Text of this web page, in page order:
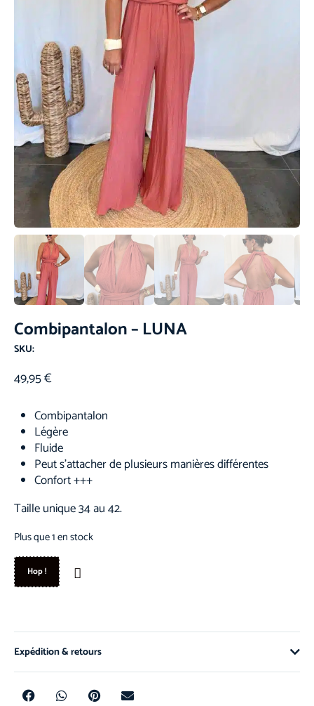
Combipantalon – LUNA
SKU:
49,95€
Combipantalon
Légère
Fluide
Peut s’attacher de plusieurs manières différentes
Confort +++
Taille unique 34 au 42.
Plus que 1 en stock
Hop !
Expédition & retours